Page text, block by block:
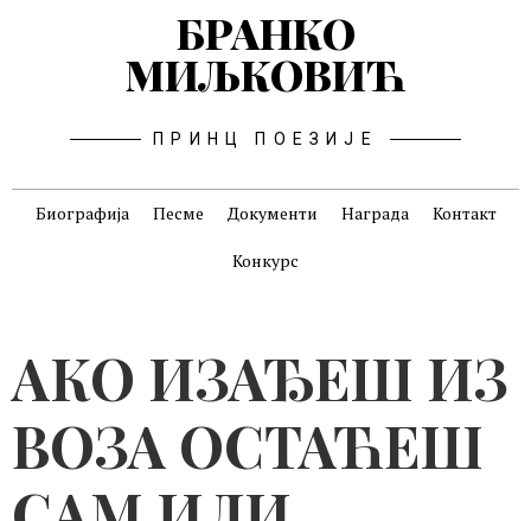
БРАНКО
МИЉКОВИЋ
ПРИНЦ ПОЕЗИЈЕ
Биографија Песме Документи Награда Контакт
Конкурс
АКО ИЗАЂЕШ ИЗ
ВОЗА ОСТАЋЕШ